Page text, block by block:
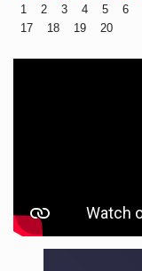
1 2 3 4 5 6
17
18 19 20